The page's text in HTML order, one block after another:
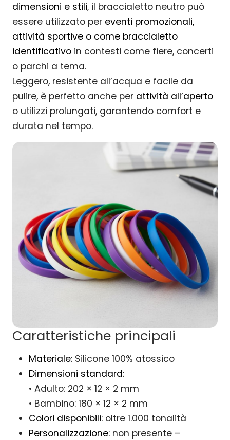
dimensioni e stili, il braccialetto neutro può
essere utilizzato per eventi promozionali,
attività sportive o come braccialetto
identificativo in contesti come fiere, concerti
o parchi a tema.
Leggero, resistente all’acqua e facile da
pulire, è perfetto anche per attività all’aperto
o utilizzi prolungati, garantendo comfort e
durata nel tempo.
Caratteristiche principali
Materiale: Silicone 100% atossico
Dimensioni standard:
• Adulto: 202 × 12 × 2 mm
• Bambino: 180 × 12 × 2 mm
Colori disponibili: oltre 1.000 tonalità
Personalizzazione: non presente –